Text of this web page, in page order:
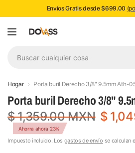
Envíos Gratis desde $699.00
Hogar Porta buril Derecho 3/8" 9.5mm Ath-
Porta buril Derecho 3/8"
$ 1,359.00 MXN $
Ahorra ahora 23%
Impuesto incluido. Los gastos de envío se calculan